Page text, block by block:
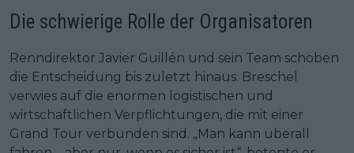
Die schwierige Rolle der Organisatoren
Renndirektor Javier Guillén und sein Team schoben
die Entscheidung bis zuletzt hinaus. Breschel
verwies auf die enormen logistischen und
wirtschaftlichen Verpflichtungen, die mit einer
Grand Tour verbunden sind. „Man kann überall